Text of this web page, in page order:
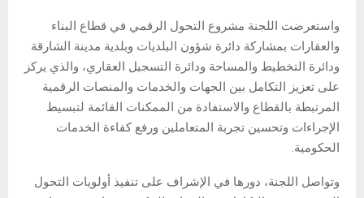
واستعرضت اللجنة مشروع التحول الرقمي في قطاع البناء
والعقارات بمشاركة دائرة شؤون البلديات وبلدية مدينة الشارقة
ودائرة التخطيط والمساحة ودائرة التسجيل العقاري، والذي يركز
على تعزيز التكامل بين الجهات والخدمات والمنصات الرقمية
المرتبطة بالقطاع والاستفادة من الممكنات القائمة لتبسيط
الإجراءات وتحسين تجربة المتعاملين ورفع كفاءة الخدمات
الحكومية.
وتواصل اللجنة، دورها في الإشراف على تنفيذ أولويات التحول